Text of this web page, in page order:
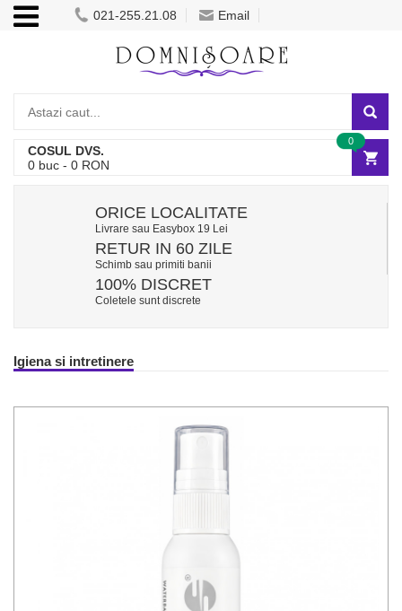
021-255.21.08 Email
COSUL DVS.
0 buc - 0 RON
0
ORICE LOCALITATE
Livrare sau Easybox 19 Lei
RETUR IN 60 ZILE
Schimb sau primiti banii
100% DISCRET
Coletele sunt discrete
Igiena si intretinere